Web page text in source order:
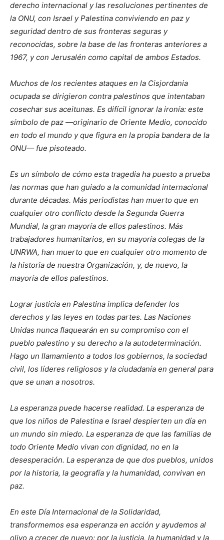
derecho internacional y las resoluciones pertinentes de
la ONU, con Israel y Palestina conviviendo en paz y
seguridad dentro de sus fronteras seguras y
reconocidas, sobre la base de las fronteras anteriores a
1967, y con Jerusalén como capital de ambos Estados.
Muchos de los recientes ataques en la Cisjordania
ocupada se dirigieron contra palestinos que intentaban
cosechar sus aceitunas. Es difícil ignorar la ironía: este
símbolo de paz —originario de Oriente Medio, conocido
en todo el mundo y que figura en la propia bandera de la
ONU— fue pisoteado.
Es un símbolo de cómo esta tragedia ha puesto a prueba
las normas que han guiado a la comunidad internacional
durante décadas. Más periodistas han muerto que en
cualquier otro conflicto desde la Segunda Guerra
Mundial, la gran mayoría de ellos palestinos. Más
trabajadores humanitarios, en su mayoría colegas de la
UNRWA, han muerto que en cualquier otro momento de
la historia de nuestra Organización, y, de nuevo, la
mayoría de ellos palestinos.
Lograr justicia en Palestina implica defender los
derechos y las leyes en todas partes. Las Naciones
Unidas nunca flaquearán en su compromiso con el
pueblo palestino y su derecho a la autodeterminación.
Hago un llamamiento a todos los gobiernos, la sociedad
civil, los líderes religiosos y la ciudadanía en general para
que se unan a nosotros.
La esperanza puede hacerse realidad. La esperanza de
que los niños de Palestina e Israel despierten un día en
un mundo sin miedo. La esperanza de que las familias de
todo Oriente Medio vivan con dignidad, no en la
desesperación. La esperanza de que dos pueblos, unidos
por la historia, la geografía y la humanidad, convivan en
paz.
En este Día Internacional de la Solidaridad,
transformemos esa esperanza en acción y ayudemos al
olivo a crecer de nuevo: por la justicia, la humanidad y la